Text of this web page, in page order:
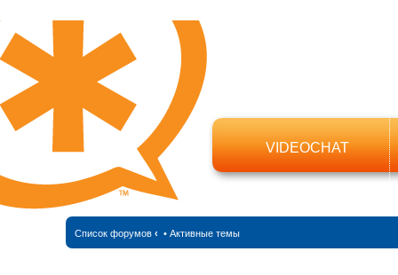
VIDEOCHAT
Список форумов ‹ • Активные темы